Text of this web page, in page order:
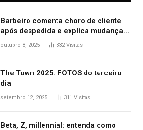
Barbeiro comenta choro de cliente
após despedida e explica mudança
para o TO: ‘Não esperava atingir
outubro 8, 2025 332Visitas
The Town 2025: FOTOS do terceiro
dia
setembro 12, 2025 311 Visitas
Beta, Z, millennial: entenda como